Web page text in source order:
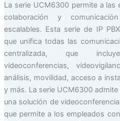
La serie UCM6300 permite a las
colaboración y
escalables. Esta serie de IP
que unifica todas las
centralizada, que
videoconferencias,
análisis, movilidad, acceso a
y más. La serie UCM6300
una solución de
que permite a los empleados